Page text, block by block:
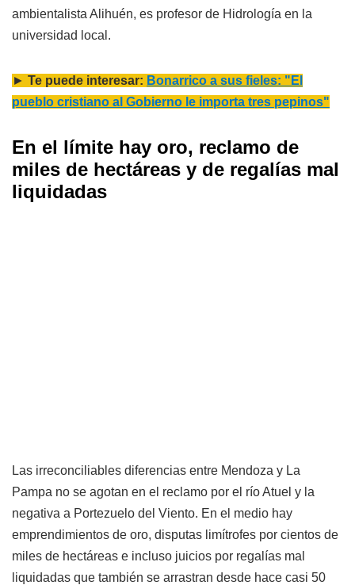
ambientalista Alihuén, es profesor de Hidrología en la
universidad local.
► Te puede interesar: Bonarrico a sus fieles: "El
pueblo cristiano al Gobierno le importa tres pepinos"
En el límite hay oro, reclamo de
miles de hectáreas y de regalías mal
liquidadas
Las irreconciliables diferencias entre Mendoza y La
Pampa no se agotan en el reclamo por el río Atuel y la
negativa a Portezuelo del Viento. En el medio hay
emprendimientos de oro, disputas limítrofes por cientos de
miles de hectáreas e incluso juicios por regalías mal
liquidadas que también se arrastran desde hace casi 50